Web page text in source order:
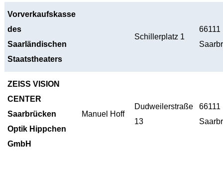
Vorverkaufskasse
des
Saarländischen
Staatstheaters
Schillerplatz 1
66111
ZEISS VISION
CENTER
Saarbrücken
Optik Hippchen
GmbH
Manuel Hoff
Dudweilerstraße
13
66111